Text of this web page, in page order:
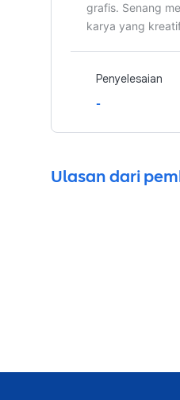
grafis. Senang
karya yang
Penyelesaian
-
Ulasan dari